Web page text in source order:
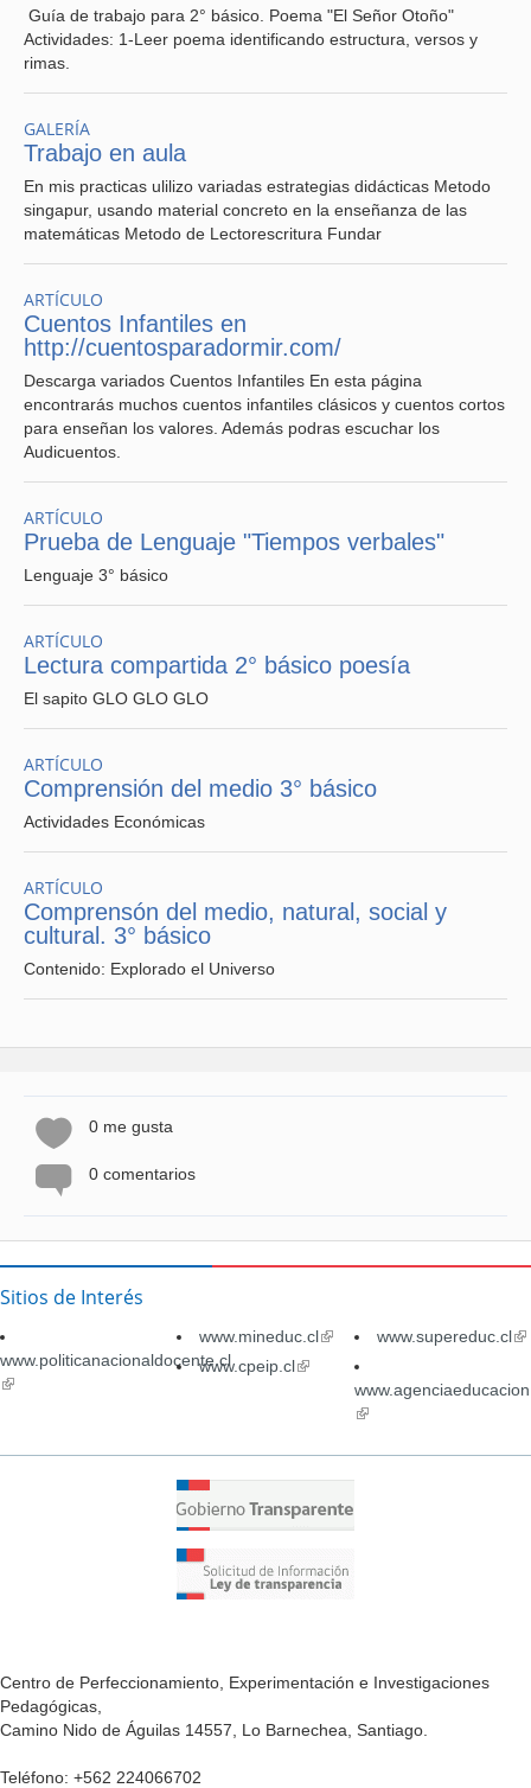
Guía de trabajo para 2° básico. Poema "El Señor Otoño"
Actividades: 1-Leer poema identificando estructura, versos y
rimas.
GALERÍA
Trabajo en aula
En mis practicas ulilizo variadas estrategias didácticas Metodo
singapur, usando material concreto en la enseñanza de las
matemáticas Metodo de Lectorescritura Fundar
ARTÍCULO
Cuentos Infantiles en
http://cuentosparadormir.com/
Descarga variados Cuentos Infantiles En esta página
encontrarás muchos cuentos infantiles clásicos y cuentos cortos
para enseñan los valores. Además podras escuchar los
Audicuentos.
ARTÍCULO
Prueba de Lenguaje "Tiempos verbales"
Lenguaje 3° básico
ARTÍCULO
Lectura compartida 2° básico poesía
El sapito GLO GLO GLO
ARTÍCULO
Comprensión del medio 3° básico
Actividades Económicas
ARTÍCULO
Comprensón del medio, natural, social y
cultural. 3° básico
Contenido: Explorado el Universo
0 me gusta
0 comentarios
Sitios de Interés
www.politicanacionaldocente.cl
(link
www.mineduc.cl(link
external)
www.supereduc.cl
www.cpeip.cl(link
external)(link
external)
Centro de Perfeccionamiento, Experimentación e Investigaciones
Pedagógicas,
Camino Nido de Águilas 14557, Lo Barnechea, Santiago.
Teléfono: +562 224066702